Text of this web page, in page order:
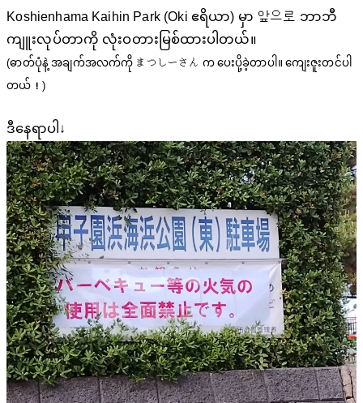
Koshienhama Kaihin Park (Oki ဧရိယာ) မှာ 앞으로 ဘာဘီ
ကျူးလုပ်တာကို လုံးဝတားမြစ်ထားပါတယ်။
(ဓာတ်ပုံနဲ့ အချက်အလက်ကို まつしーさん က ပေးပို့ခဲ့တာပါ။ ကျေးဇူးတင်ပါ
တယ်！)
ဒီနေရာပါ↓